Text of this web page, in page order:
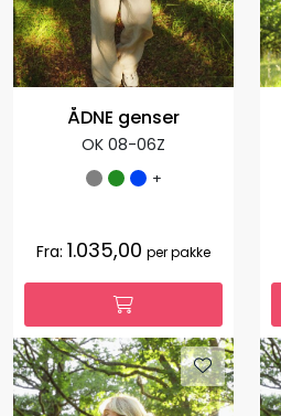
ÅDNE genser
OK 08-06Z
+
Fra: 1.035,00 per pakke